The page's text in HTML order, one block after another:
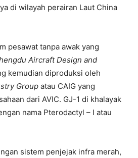
di wilayah perairan Laut China
pesawat tanpa awak yang
Aircraft Design and
kemudian diproduksi oleh
Group atau CAIG yang
dari AVIC. GJ-1 di khalayak
nama Pterodactyl – I atau
sistem penjejak infra merah,